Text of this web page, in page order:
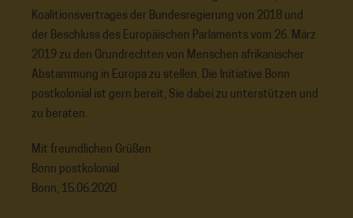
Koalitionsvertrages der Bundesregierung von 2018 und
der Beschluss des Europäischen Parlaments vom 26. März
2019 zu den Grundrechten von Menschen afrikanischer
Abstammung in Europa zu stellen. Die Initiative Bonn
postkolonial ist gern bereit, Sie dabei zu unterstützen und
zu beraten.
Mit freundlichen Grüßen
Bonn postkolonial
Bonn, 15.06.2020